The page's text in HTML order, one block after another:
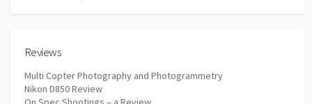
Reviews
Multi Copter Photography and Photogrammetry
Nikon D850 Review